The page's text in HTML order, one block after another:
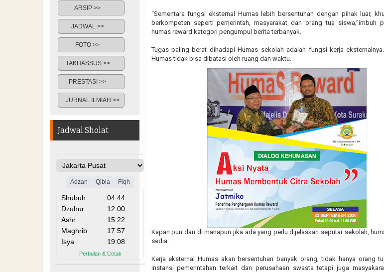
“Sementara fungsi eksternal Humas lebih bersentuhan dengan pihak luar,
berkompeten seperti pemerintah, masyarakat dan orang tua siswa,”imbuh
humas reward kategori pengumpul berita terbanyak.
Tugas paling berat dihadapi Humas sekolah adalah fungsi kerja
Humas tidak bisa dibatasi oleh ruang dan waktu.
Kapan pun dan di manapun jika ada yang perlu dijelaskan seputar sekolah,
sedia.
Kerja eksternal Humas akan bersentuhan banyak orang, tidak hanya orang
instansi pemerintahan terkait dan perusahaan swasta tetapi juga
ARSIP >>
JADWAL >>
FOTO >>
TAKHASSUS >>
PRESTASI >>
JURNAL ILMIAH >>
Jadwal Sholat